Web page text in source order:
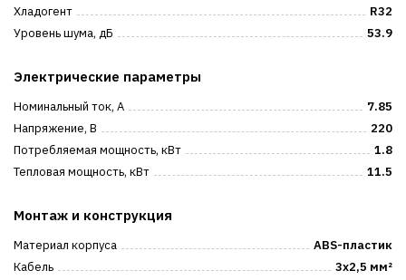
Хладогент
R32
Уровень шума, дБ
53.9
Электрические параметры
Номинальный ток, А
7.85
Напряжение, В
220
Потребляемая мощность, кВт
1.8
Тепловая мощность, кВт
11.5
Монтаж и конструкция
Материал корпуса
ABS-пластик
Кабель
3x2,5 мм²